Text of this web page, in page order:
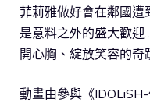
菲莉雅做好會在鄰國
是意料之外的盛大歡
開心胸、綻放笑容的奇
動畫由參與《